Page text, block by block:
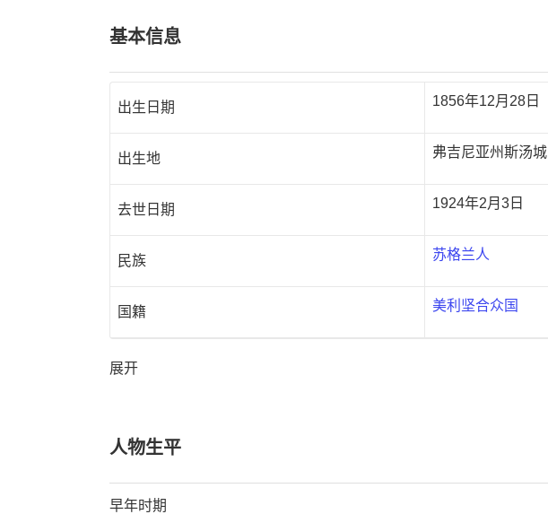
基本信息
出生日期 1856年12月28日
出生地 弗吉尼亚州斯汤城
去世日期 1924年2月3日
民族 苏格兰人
国籍 美利坚合众国
展开
人物生平
早年时期